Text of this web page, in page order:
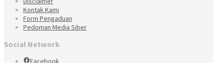
Kontak Kami
Form Pengaduan
Pedoman Media Siber
Social Network
Facebook